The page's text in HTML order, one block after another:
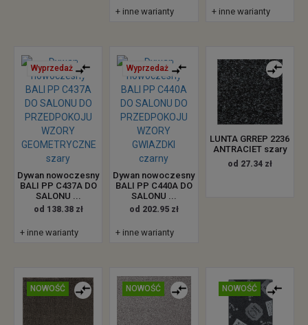
+ inne warianty + inne warianty
Wyprzedaż
Dywan nowoczesny
BALI PP C437A DO
SALONU ...
od 138.38 zł
+ inne warianty
Wyprzedaż
Dywan nowoczesny
BALI PP C440A DO
SALONU ...
od 202.95 zł
+ inne warianty
LUNTA GRREP 2236
ANTRACIET szary
od 27.34 zł
NOWOŚĆ NOWOŚĆ NOWOŚĆ